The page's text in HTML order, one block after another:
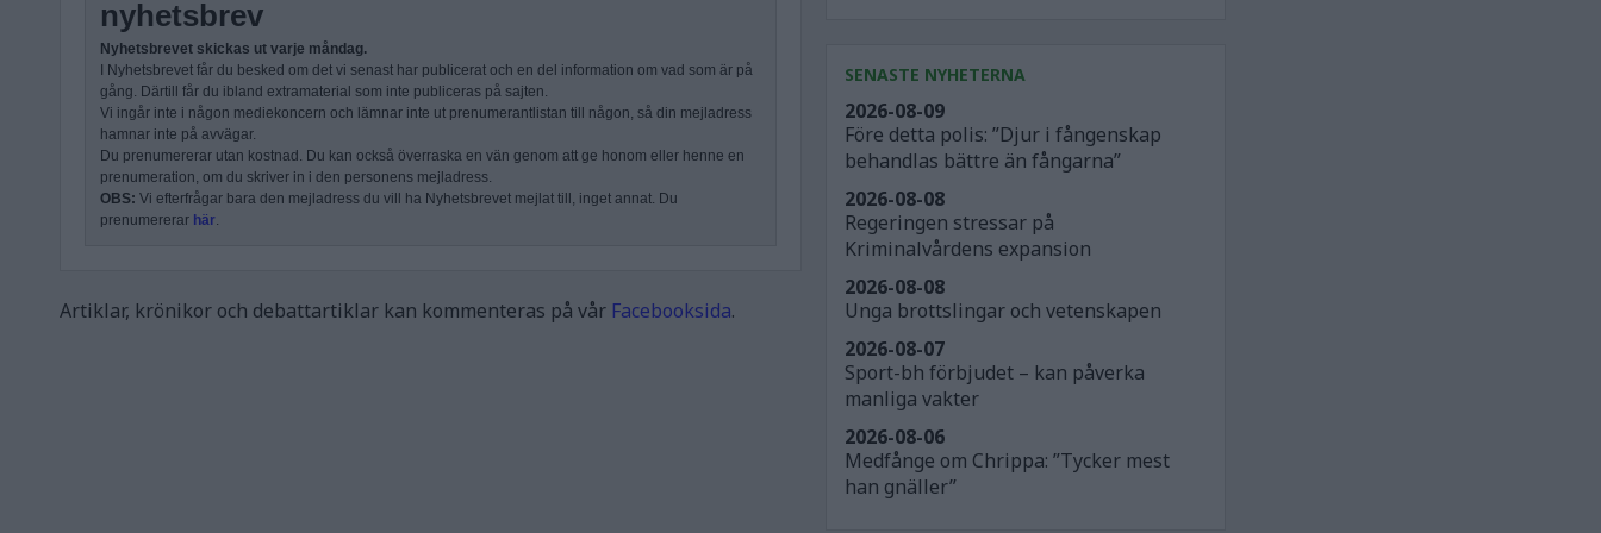
nyhetsbrev
Nyhetsbrevet skickas ut varje måndag.
I Nyhetsbrevet får du besked om det vi senast har publicerat och en del information om vad som är på
gång. Därtill får du ibland extramaterial som inte publiceras på sajten.
Vi ingår inte i någon mediekoncern och lämnar inte ut prenumerantlistan till någon, så din mejladress
hamnar inte på avvägar.
Du prenumererar utan kostnad. Du kan också överraska en vän genom att ge honom eller henne en
prenumeration, om du skriver in i den personens mejladress.
OBS: Vi efterfrågar bara den mejladress du vill ha Nyhetsbrevet mejlat till, inget annat. Du
prenumererar här
Artiklar, krönikor och debattartiklar kan kommenteras på vår Facebooksida.
SENASTE NYHETERNA
Före detta polis: ”Djur i fångenskap
behandlas bättre än fångarna”
2026-08-09
Regeringen stressar på
Kriminalvårdens expansion
2026-08-08
Unga brottslingar och vetenskapen
2026-08-08
Sport-bh förbjudet – kan påverka
manliga vakter
2026-08-07
Medfånge om Chrippa: ”Tycker mest
han gnäller”
2026-08-06